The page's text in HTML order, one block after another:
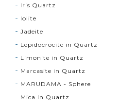
Iris Quartz
Iolite
Jadeite
Lepidocrocite in Quartz
Limonite in Quartz
Marcasite in Quartz
MARUDAMA - Sphere
Mica in Quartz